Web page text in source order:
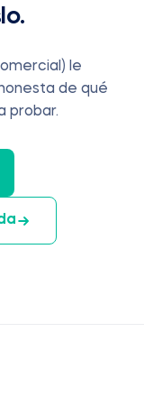
le
de qué
probar.